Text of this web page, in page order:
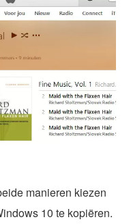
manieren kiezen
10 te kopiëren.